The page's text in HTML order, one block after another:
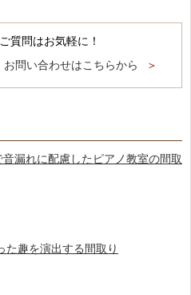
質問はお気軽に！
お問い合わせはこちらから
漏れに配慮したピアノ教室の間取
た趣を演出する間取り